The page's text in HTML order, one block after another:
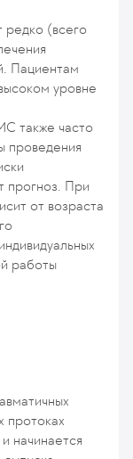
редко (всего
Пациентам
уровне
также часто
проведения
прогноз. При
от возраста
работы
протоках
начинается